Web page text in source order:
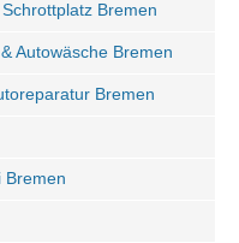
Bremen
Autowäsche Bremen
Bremen
Bremen